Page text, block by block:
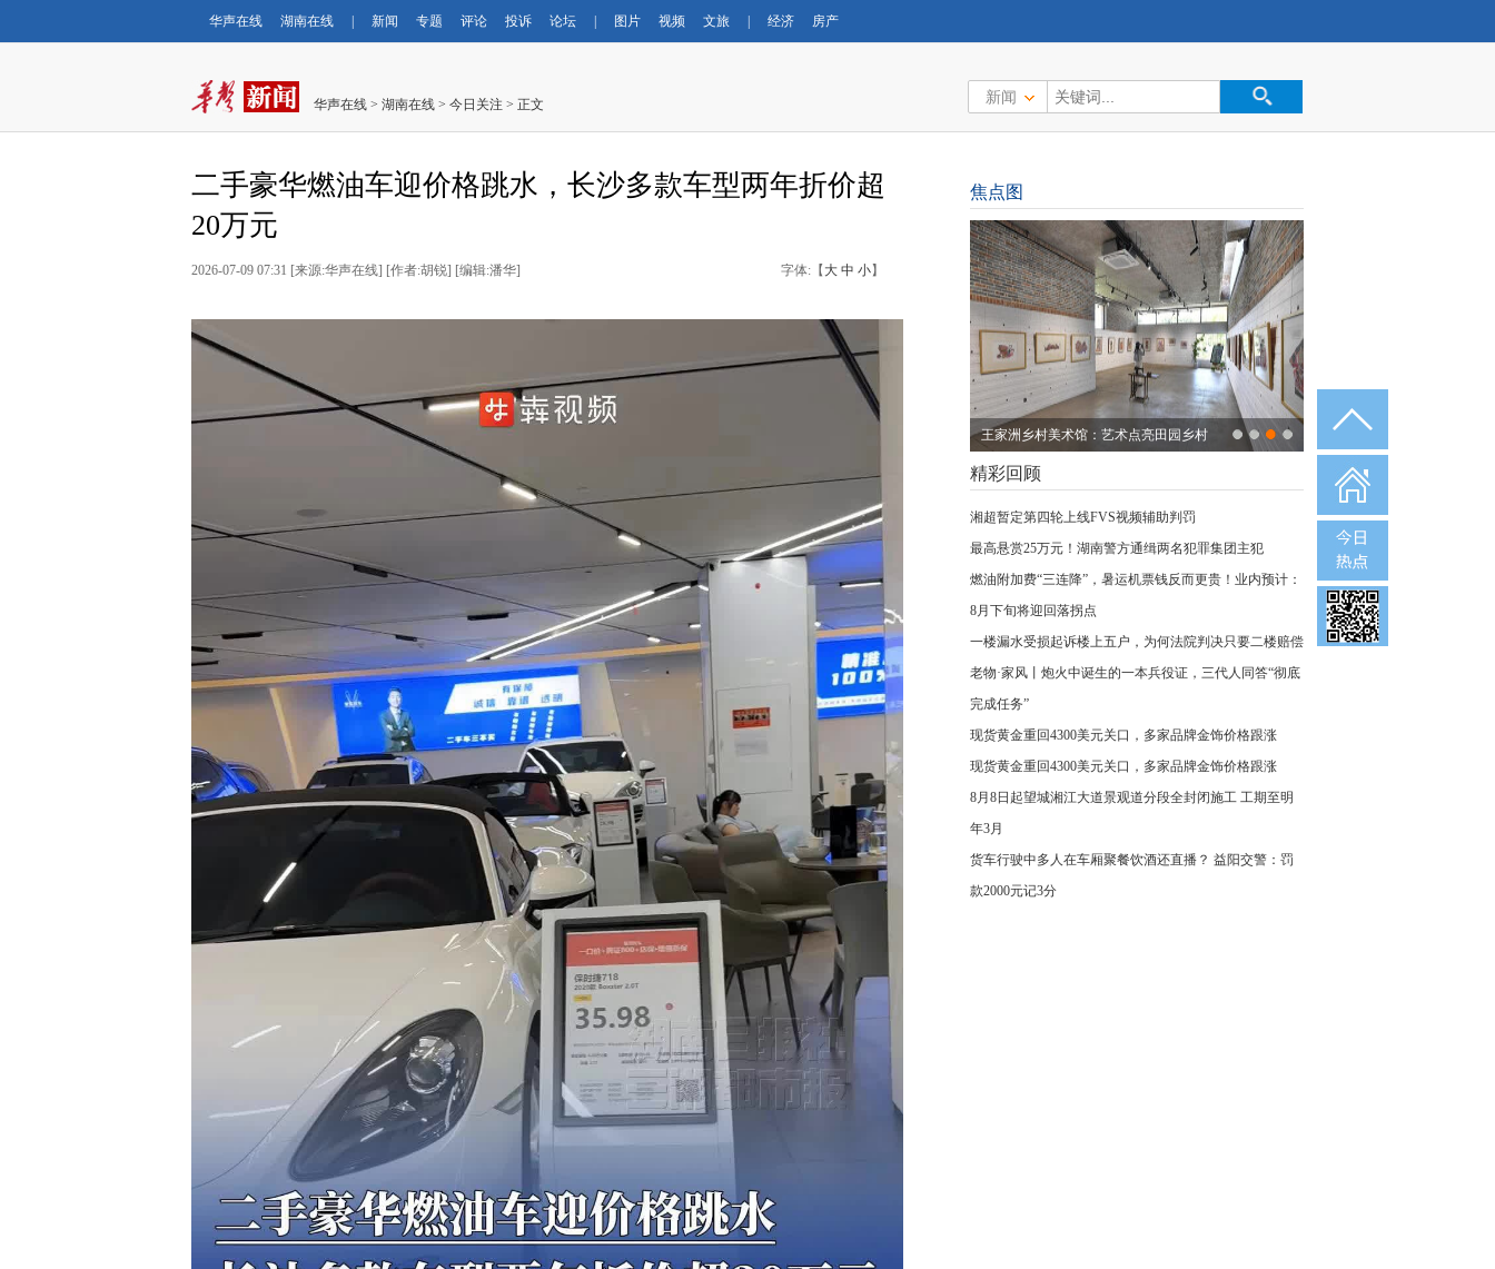
华声在线 湖南在线 新闻 专题 评论 投诉 论坛 图片 视频 文旅 经济 房产
华声在线 > 湖南在线 > 今日关注 > 正文 新闻
二手豪华燃油车迎价格跳水，长沙多款车型两年折价超
20万元
2026-07-09 07:31 [来源:华声在线] [作者:胡锐] [编辑:潘华] 字体:【 大 中 小】
焦点图
健康礼包送下乡
精彩回顾
湘超暂定第四轮上线FVS视频辅助判罚
最高悬赏25万元！湖南警方通缉两名犯罪集团主犯
燃油附加费“三连降”，暑运机票钱反而更贵！业内预计：
8月下旬将迎回落拐点
一楼漏水受损起诉楼上五户，为何法院判决只要二楼赔偿
老物·家风丨炮火中诞生的一本兵役证，三代人同答“彻底
完成任务”
现货黄金重回4300美元关口，多家品牌金饰价格跟涨
现货黄金重回4300美元关口，多家品牌金饰价格跟涨
8月8日起望城湘江大道景观道分段全封闭施工 工期至明
年3月
货车行驶中多人在车厢聚餐饮酒还直播？ 益阳交警：罚
款2000元记3分